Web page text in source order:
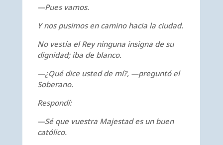
—Pues vamos.
Y nos pusimos en camino hacia la ciudad.
No vestía el Rey ninguna insigna de su
dignidad; iba de blanco.
—¿Qué dice usted de mí?, —preguntó el
Soberano.
Respondí:
—Sé que vuestra Majestad es un buen
católico.